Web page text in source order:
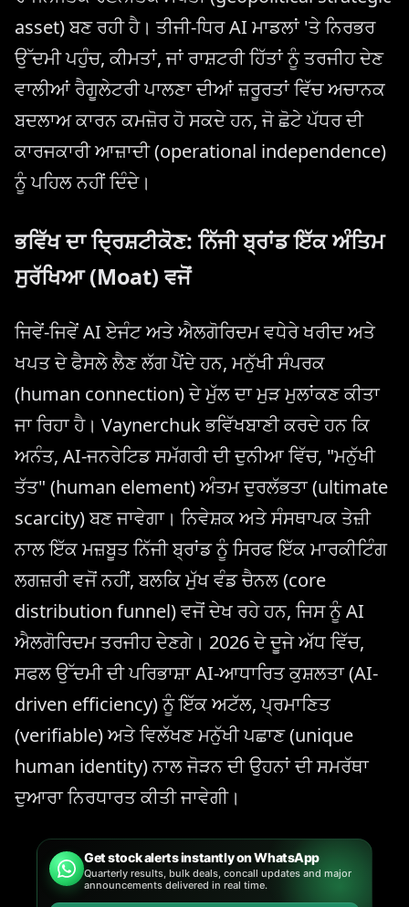
asset) ਬਣ ਰਹੀ ਹੈ। ਤੀਜੀ-ਧਿਰ AI ਮਾਡਲਾਂ 'ਤੇ ਨਿਰਭਰ
ਉੱਦਮੀ ਪਹੁੰਚ, ਕੀਮਤਾਂ, ਜਾਂ ਰਾਸ਼ਟਰੀ ਹਿੱਤਾਂ ਨੂੰ ਤਰਜੀਹ ਦੇਣ
ਵਾਲੀਆਂ ਰੈਗੂਲੇਟਰੀ ਪਾਲਣਾ ਦੀਆਂ ਜ਼ਰੂਰਤਾਂ ਵਿੱਚ ਅਚਾਨਕ
ਬਦਲਾਅ ਕਾਰਨ ਕਮਜ਼ੋਰ ਹੋ ਸਕਦੇ ਹਨ, ਜੋ ਛੋਟੇ ਪੱਧਰ ਦੀ
ਕਾਰਜਕਾਰੀ ਆਜ਼ਾਦੀ (operational independence)
ਨੂੰ ਪਹਿਲ ਨਹੀਂ ਦਿੰਦੇ।
ਭਵਿੱਖ ਦਾ ਦ੍ਰਿਸ਼ਟੀਕੋਣ: ਨਿੱਜੀ ਬ੍ਰਾਂਡ ਇੱਕ ਅੰਤਿਮ
ਸੁਰੱਖਿਆ (Moat) ਵਜੋਂ
ਜਿਵੇਂ-ਜਿਵੇਂ AI ਏਜੰਟ ਅਤੇ ਐਲਗੋਰਿਦਮ ਵਧੇਰੇ ਖਰੀਦ ਅਤੇ
ਖਪਤ ਦੇ ਫੈਸਲੇ ਲੈਣ ਲੱਗ ਪੈਂਦੇ ਹਨ, ਮਨੁੱਖੀ ਸੰਪਰਕ
(human connection) ਦੇ ਮੁੱਲ ਦਾ ਮੁੜ ਮੁਲਾਂਕਣ ਕੀਤਾ
ਜਾ ਰਿਹਾ ਹੈ। Vaynerchuk ਭਵਿੱਖਬਾਣੀ ਕਰਦੇ ਹਨ ਕਿ
ਅਨੰਤ, AI-ਜਨਰੇਟਿਡ ਸਮੱਗਰੀ ਦੀ ਦੁਨੀਆ ਵਿੱਚ, "ਮਨੁੱਖੀ
ਤੱਤ" (human element) ਅੰਤਮ ਦੁਰਲੱਭਤਾ (ultimate
scarcity) ਬਣ ਜਾਵੇਗਾ। ਨਿਵੇਸ਼ਕ ਅਤੇ ਸੰਸਥਾਪਕ ਤੇਜ਼ੀ
ਨਾਲ ਇੱਕ ਮਜ਼ਬੂਤ ਨਿੱਜੀ ਬ੍ਰਾਂਡ ਨੂੰ ਸਿਰਫ ਇੱਕ ਮਾਰਕੀਟਿੰਗ
ਲਗਜ਼ਰੀ ਵਜੋਂ ਨਹੀਂ, ਬਲਕਿ ਮੁੱਖ ਵੰਡ ਚੈਨਲ (core
distribution funnel) ਵਜੋਂ ਦੇਖ ਰਹੇ ਹਨ, ਜਿਸ ਨੂੰ AI
ਐਲਗੋਰਿਦਮ ਤਰਜੀਹ ਦੇਣਗੇ। 2026 ਦੇ ਦੂਜੇ ਅੱਧ ਵਿੱਚ,
ਸਫਲ ਉੱਦਮੀ ਦੀ ਪਰਿਭਾਸ਼ਾ AI-ਆਧਾਰਿਤ ਕੁਸ਼ਲਤਾ (AI-
driven efficiency) ਨੂੰ ਇੱਕ ਅਟੱਲ, ਪ੍ਰਮਾਣਿਤ
(verifiable) ਅਤੇ ਵਿਲੱਖਣ ਮਨੁੱਖੀ ਪਛਾਣ (unique
human identity) ਨਾਲ ਜੋੜਨ ਦੀ ਉਹਨਾਂ ਦੀ ਸਮਰੱਥਾ
ਦੁਆਰਾ ਨਿਰਧਾਰਤ ਕੀਤੀ ਜਾਵੇਗੀ।
Get stock alerts instantly on WhatsApp
Quarterly results, bulk deals, concall updates and major
announcements delivered in real time.